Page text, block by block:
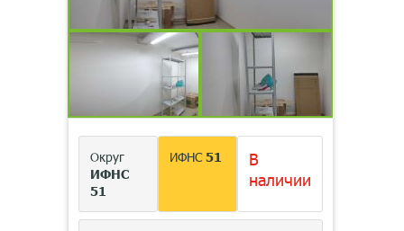
Округ
ИФНС
51
ИФНС51
В
наличии